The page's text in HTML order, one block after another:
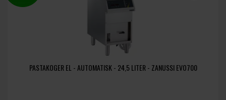
PASTAKOGER EL - AUTOMATISK - 24,5 LITER - ZANUSSI EVO700